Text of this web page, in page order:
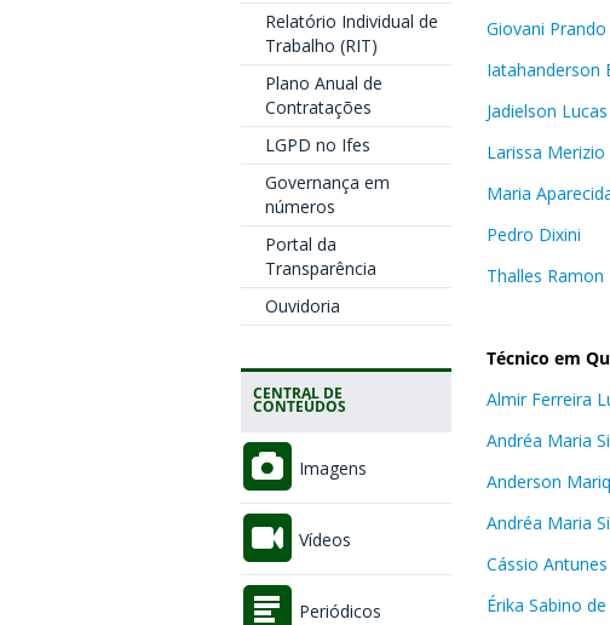
Relatório Individual de
Trabalho (RIT)
Plano Anual de
Contratações
LGPD no Ifes
Governança em
números
Portal da
Transparência
Ouvidoria
CENTRAL DE
CONTEÚDOS
Imagens
Vídeos
Periódicos
Giovani Prando
Iatahanderson
Jadielson
Larissa Merizio
Maria
Pedro Dixini
Thalles Ramon
Técnico em
Almir Ferreira
Andréa Maria
Anderson
Andréa Maria
Cássio
Érika Sabino